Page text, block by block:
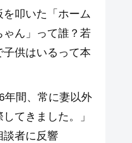
叩いた「ホーム
ゃん」って誰？若
子供はいるって本
年間、常に妻以外
てきました。」
談者に反響